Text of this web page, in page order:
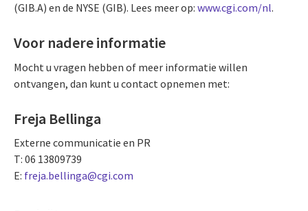
(GIB.A) en de NYSE (GIB). Lees meer op: www.cgi.com/nl.
Voor nadere informatie
Mocht u vragen hebben of meer informatie willen
ontvangen, dan kunt u contact opnemen met:
Freja Bellinga
Externe communicatie en PR
T: 06 13809739
E: freja.bellinga@cgi.com